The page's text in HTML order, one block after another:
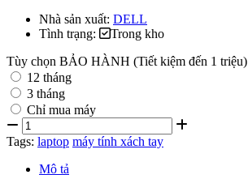
Nhà sản xuất: DELL
Tình trạng:
Trong kho
Tùy chọn BẢO HÀNH (Tiết kiệm đến 1 triệu)
12 tháng
3 tháng
Chỉ mua máy
Tags: laptop máy tính xách tay
Mô tả